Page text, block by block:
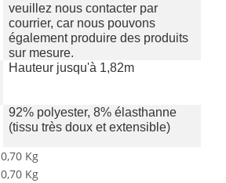
veuillez nous contacter par
courrier, car nous pouvons
également produire des produits
sur mesure.
Hauteur jusqu'à 1,82m
92% polyester, 8% élasthanne
(tissu très doux et extensible)
0,70 Kg
0,70 Kg